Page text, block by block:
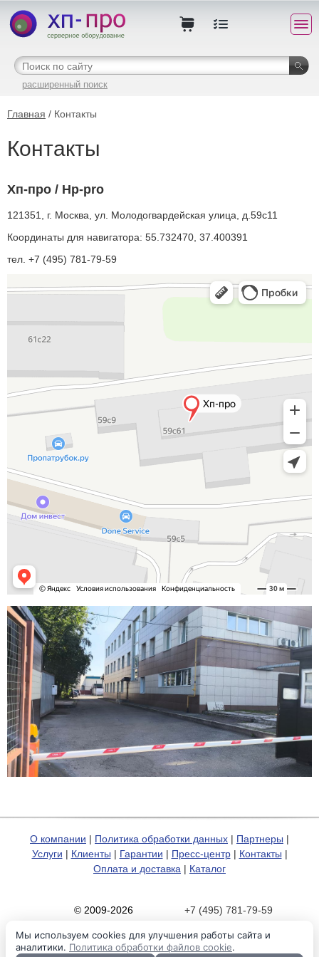
расширенный поиск
Главная / Контакты
Контакты
Хп-про / Hp-pro
121351, г. Москва, ул. Молодогвардейская улица, д.59с11
Координаты для навигатора: 55.732470, 37.400391
тел. +7 (495) 781-79-59
О компании | Политика обработки данных | Партнеры |
Услуги | Клиенты | Гарантии | Пресс-центр| Контакты |
Оплата и доставка | Каталог
© 2009-2026
+7 (495) 781-79-59
Мы используем cookies для улучшения работы сайта и
аналитики. Политика обработки файлов cookie.